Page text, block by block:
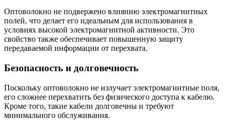
Оптоволокно не подвержено влиянию электромагнитных
полей, что делает его идеальным для использования в
условиях высокой электромагнитной активности. Это
свойство также обеспечивает повышенную защиту
передаваемой информации от перехвата.
Безопасность и долговечность
Поскольку оптоволокно не излучает электромагнитные поля,
его сложнее перехватить без физического доступа к кабелю.
Кроме того, такие кабели долговечны и требуют
минимального обслуживания.